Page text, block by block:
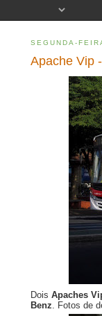
SEGUNDA-
Apache Vip
Dois Apaches
Benz . Fotos de